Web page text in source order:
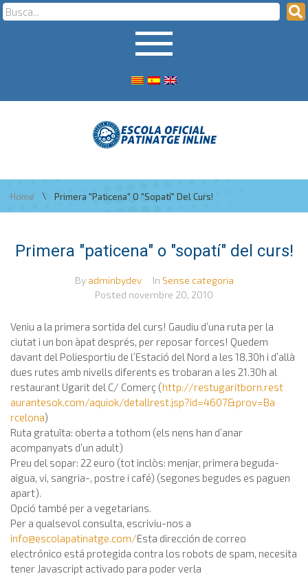
Home \ Primera "paticena" O "sopatí" Del Curs!
Primera "paticena" o "sopatí" del curs!
By adminbydev In Sense categoria
Posted novembre 20, 2010
Veniu a la primera sortida del curs! Gaudiu d’una ruta per la
ciutat i un bon àpat després, per reposar forces! Quedem
davant del Poliesportiu de l’Estació del Nord a les 18.30h i d’allà
dues rutes amb nivells diferents es trobaran a les 21.30h al
restaurant Ugarit del C/ Comerç (http://restugaritborn.rest
aurantesok.com/aquiok/detallrest.jsp?id=4607&prov=Ba
rcelona)
Ruta gratuïta: oberta a tothom (els nens han d’anar
acompanyats d’un adult)
Preu del sopar: 22 euro (tot inclòs: menjar, primera beguda-
aigua, vi, sangria-, postre i café) (segones begudes es paguen
apart).
Opció també per a vegetarians.
Per a qualsevol consulta, escriviu-nos a
info@escolapatinatge.com/Esta dirección de correo
electrónico está protegida contra los robots de spam, necesita
tener Javascript activado para poder verla